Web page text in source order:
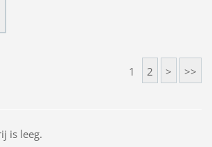
1 2 > >>
is leeg.